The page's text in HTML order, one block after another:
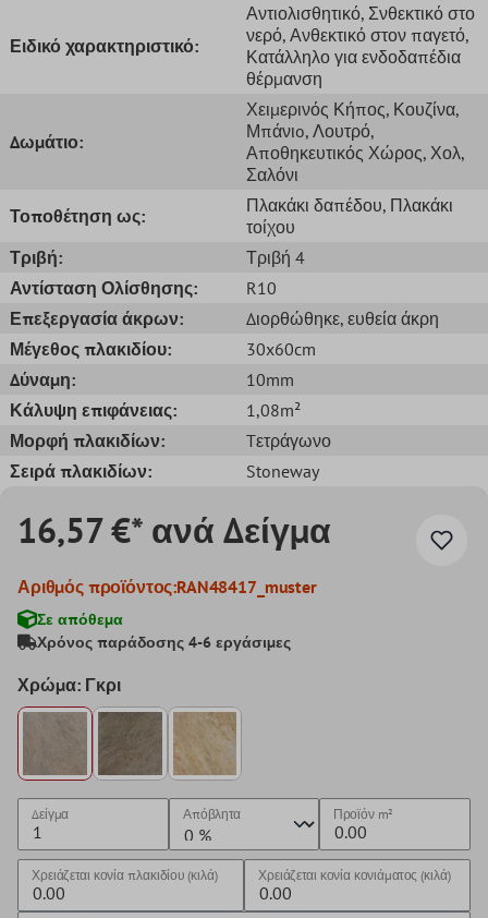
Ειδικό χαρακτηριστικό:
Αντιολισθητικό, Σνθεκτικό στο
νερό, Ανθεκτικό στον παγετό,
Κατάλληλο για ενδοδαπέδια
θέρμανση
Δωμάτιο:
Χειμερινός Κήπος, Κουζίνα,
Μπάνιo, Λουτρό,
Αποθηκευτικός Χώρος, Χολ,
Σαλόνι
Τοποθέτηση ως:
Πλακάκι δαπέδου, Πλακάκι
τοίχου
Τριβή:
Τριβή 4
Αντίσταση Ολίσθησης:
R10
Επεξεργασία άκρων:
Διορθώθηκε, ευθεία άκρη
Μέγεθος πλακιδίου:
30x60cm
Δύναμη:
10mm
Κάλυψη επιφάνειας:
1,08m²
Μορφή πλακιδίων:
Tετράγωνο
Σειρά πλακιδίων:
Stoneway
16,57 €* ανά Δείγμα
Αριθμός προϊόντος:RAN48417_muster
Σε απόθεμα
Χρόνος παράδοσης 4-6 εργάσιμες
Χρώμα: Γκρι
Δείγμα Απόβλητα Προϊόνm²
Χρειάζεται κονία πλακιδίου (κιλά) Χρειάζεται κονία κονιάματος (κιλά)